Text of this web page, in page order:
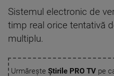
Sistemul electronic de
timp real orice tentativă
multiplu.
Urmărește Știrile PRO TVpe